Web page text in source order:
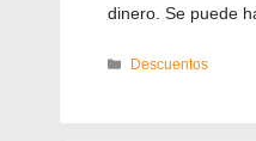
dinero. Se puede
Descuentos